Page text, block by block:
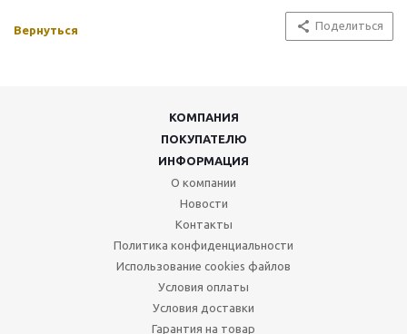
Вернуться Поделиться
КОМПАНИЯ
ПОКУПАТЕЛЮ
ИНФОРМАЦИЯ
О компании
Новости
Контакты
Политика конфиденциальности
Использование cookies файлов
Условия оплаты
Условия доставки
Гарантия на товар